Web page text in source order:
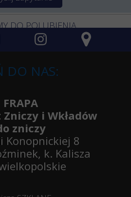
DO POLUBIENIA
DO NAS:
FRAPA
i Wkładów
zniczy
Konopnickiej 8
k. Kalisza